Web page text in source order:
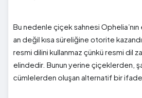
Bu nedenle çiçek sahnesi
an değil kısa süreliğine otorite
resmi dilini kullanmaz çünkü resmi dil
elindedir. Bunun yerine çiçeklerden,
cümlelerden oluşan alternatif bir ifade